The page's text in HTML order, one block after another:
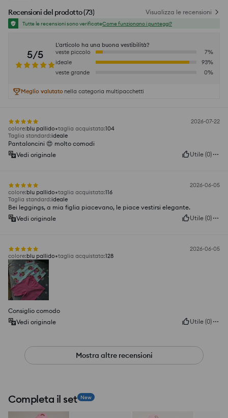
Recensioni del prodotto(73) Visualizza le recensioni
Tutte le recensioni sono verificateCome funzionano i punteggi?
5/5
L'articolo ha una buona vestibilità?
veste piccolo
7%
ideale
93%
veste grande
0%
Meglio valutato nella categoria multipacchetti
2026-07-22
colore:blu pallido taglia acquistata:104
Taglia standard:ideale
Pantaloncini 😍 molto comodi
Vedi originale
Utile (0)
2026-06-05
colore:blu pallido taglia acquistata:116
Taglia standard:ideale
Bei leggings, a mia figlia piacevano, le piace vestirsi elegante.
Vedi originale
Utile (0)
2026-06-05
colore:blu pallido taglia acquistata:128
Consiglio comodo
Vedi originale
Utile (0)
Mostra altre recensioni
Completa il set New